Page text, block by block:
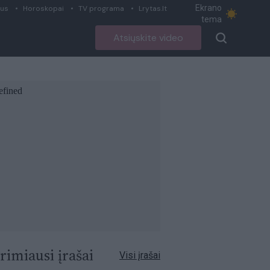
Horoskopai TV programa Lrytas.lt
Ekrano
tema
Atsiųskite video
įrašai Visi įrašai